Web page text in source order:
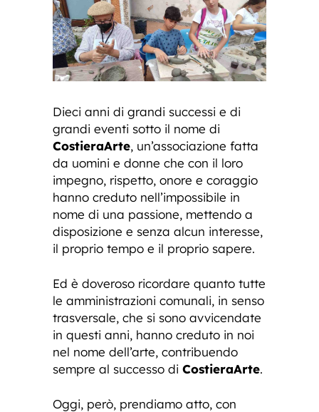
Dieci anni di grandi successi e di
grandi eventi sotto il nome di
CostieraArte, un’associazione fatta
da uomini e donne che con il loro
impegno, rispetto, onore e coraggio
hanno creduto nell’impossibile in
nome di una passione, mettendo a
disposizione e senza alcun interesse,
il proprio tempo e il proprio sapere.
Ed è doveroso ricordare quanto tutte
le amministrazioni comunali, in senso
trasversale, che si sono avvicendate
in questi anni, hanno creduto in noi
nel nome dell’arte, contribuendo
sempre al successo di CostieraArte.
Oggi, però, prendiamo atto, con